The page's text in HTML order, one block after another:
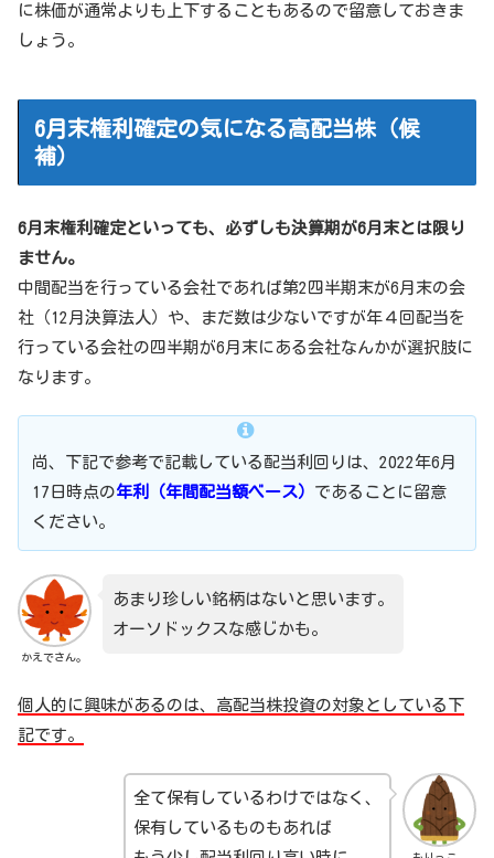
に株価が通常よりも上下することもあるので留意しておきま
しょう。
6月末権利確定の気になる高配当株（候
補）
6月末権利確定といっても、必ずしも決算期が6月末とは限り
ません。
中間配当を行っている会社であれば第2四半期末が6月末の会
社（12月決算法人）や、まだ数は少ないですが年４回配当を
行っている会社の四半期が6月末にある会社なんかが選択肢に
なります。
尚、下記で参考で記載している配当利回りは、2022年6月
17日時点の年利（年間配当額ベース） であることに留意
ください。
かえでさん。
あまり珍しい銘柄はないと思います。
オーソドックスな感じかも。
個人的に興味があるのは、高配当株投資の対象としている下
記です。
全て保有しているわけではなく、
保有しているものもあれば